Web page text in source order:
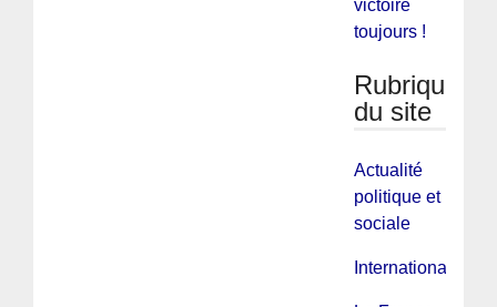
victoire
toujours !
Rubriques
du site
Actualité
politique et
sociale
International